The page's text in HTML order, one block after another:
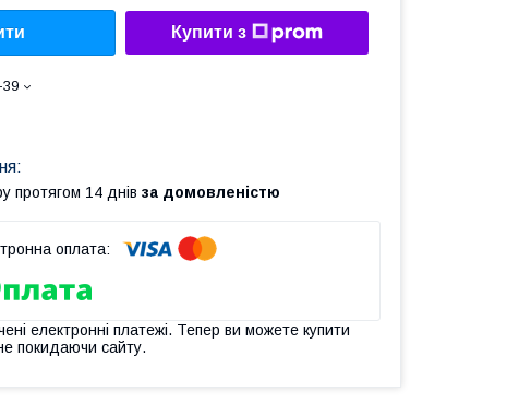
Купити з
39
протягом 14 днів за домовленістю
електронні платежі. Тепер ви можете купити
покидаючи сайту.